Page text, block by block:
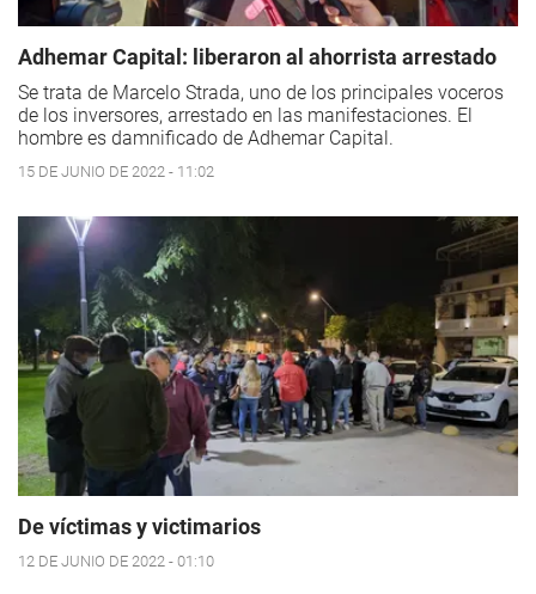
Adhemar Capital: liberaron al ahorrista arrestado
Se trata de Marcelo Strada, uno de los principales voceros
de los inversores, arrestado en las manifestaciones. El
hombre es damnificado de Adhemar Capital.
15 DE JUNIO DE 2022 - 11:02
De víctimas y victimarios
12 DE JUNIO DE 2022 - 01:10